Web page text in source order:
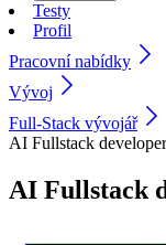
Testy
Profil
Pracovní nabídky
Vývoj
Full-Stack vývojář
AI Fullstack
AI Fullstack